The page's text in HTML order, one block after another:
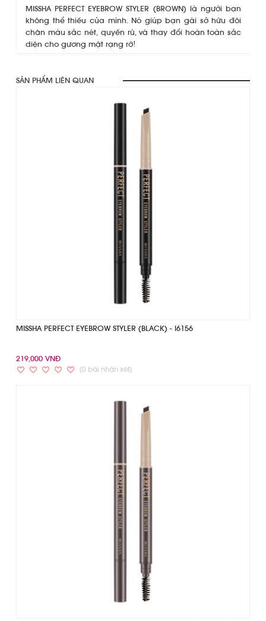
MISSHA PERFECT EYEBROW STYLER (BROWN) là người bạn
không thể thiếu của mình. Nó giúp bạn gái sở hữu đôi
chân màu sắc nét, quyến rũ, và thay đổi hoàn toàn sắc
diện cho gương mặt rạng rỡ!
SẢN PHẨM LIÊN QUAN
MISSHA PERFECT EYEBROW STYLER (BLACK) - I6156
219,000 VNĐ
(0 bài nhận xét)